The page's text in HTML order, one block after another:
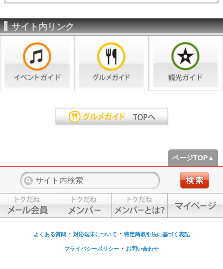
サイト内リンク
ページTOP▲
よくある質問 ・ 対応端末について ・ 特定商取引法に基づく表記
プライバシーポリシー ・ お問い合わせ